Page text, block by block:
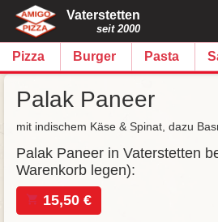
Vaterstetten
seit 2000
Pizza Burger Pasta
Palak Paneer
mit indischem Käse & Spinat, dazu
Palak Paneer in Vaterstetten
Warenkorb legen):
15,50 €